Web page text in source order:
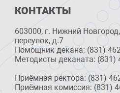
КОНТАКТЫ
603000, г. Нижний
переулок, д.7
Помощник декана: (831)
Методисты деканата: (831)
Приёмная ректора: (831)
Приёмная комиссия: (831)